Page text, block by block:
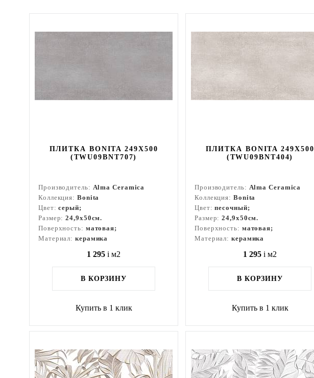
ПЛИТКА BONITA 249X500
(TWU09BNT707)
Производитель: Alma Ceramica
Коллекция: Bonita
Цвет:серый;
Размер:24,9x50см.
Поверхность: матовая;
Материал: керамика
1 295 i м2
В КОРЗИНУ
Купить в 1 клик
ПЛИТКА BONITA 249X500
(TWU09BNT404)
Производитель: Alma Ceramica
Коллекция: Bonita
Цвет:песочный;
Размер:24,9x50см.
Поверхность: матовая;
Материал: керамика
1 295 i м2
В КОРЗИНУ
Купить в 1 клик